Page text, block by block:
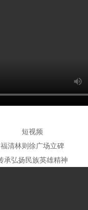
短视频
福清林则徐广场立碑
承弘扬民族英雄精神